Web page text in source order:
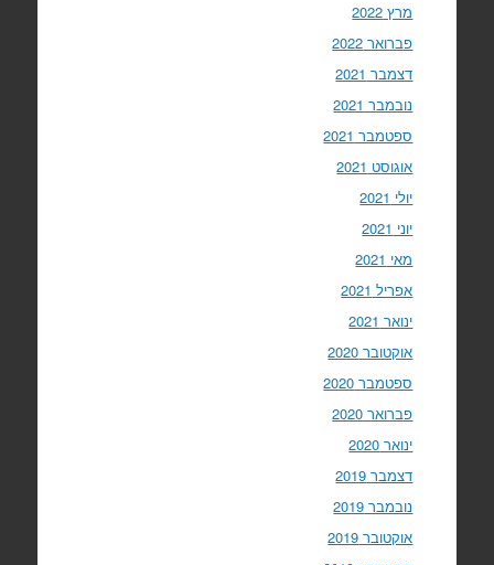
מרץ 2022
פברואר 2022
דצמבר 2021
נובמבר 2021
ספטמבר 2021
אוגוסט 2021
יולי 2021
יוני 2021
מאי 2021
אפריל 2021
ינואר 2021
אוקטובר 2020
ספטמבר 2020
פברואר 2020
ינואר 2020
דצמבר 2019
נובמבר 2019
אוקטובר 2019